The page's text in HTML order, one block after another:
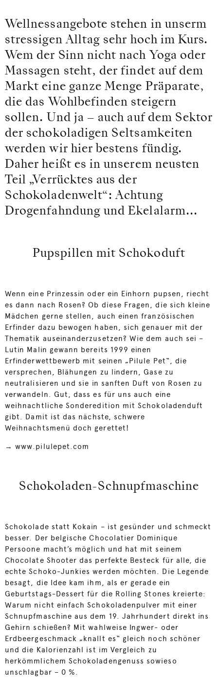
Wellnessangebote stehen in unserm
stressigen Alltag sehr hoch im Kurs.
Wem der Sinn nicht nach Yoga oder
Massagen steht, der findet auf dem
Markt eine ganze Menge Präparate,
die das Wohlbefinden steigern
sollen. Und ja – auch auf dem Sektor
der schokoladigen Seltsamkeiten
werden wir hier bestens fündig.
Daher heißt es in unserem neusten
Teil „Verrücktes aus der
Schokoladenwelt“: Achtung
Drogenfahndung und Ekelalarm...
Pupspillen mit Schokoduft
Wenn eine Prinzessin oder ein Einhorn pupsen, riecht
es dann nach Rosen? Ob diese Fragen, die sich kleine
Mädchen gerne stellen, auch einen französischen
Erfinder dazu bewogen haben, sich genauer mit der
Thematik auseinanderzusetzen? Wie dem auch sei –
Lutin Malin gewann bereits 1999 einen
Erfinderwettbewerb mit seinen „Pilule Pet“, die
versprechen, Blähungen zu lindern, Gase zu
neutralisieren und sie in sanften Duft von Rosen zu
verwandeln. Gut, dass es für uns auch eine
weihnachtliche Sonderedition mit Schokoladenduft
gibt. Damit ist das nächste, schwere
Weihnachtsmenü doch gerettet!
→www.pilulepet.com
Schokoladen-Schnupfmaschine
Schokolade statt Kokain – ist gesünder und schmeckt
besser. Der belgische Chocolatier Dominique
Persoone macht’s möglich und hat mit seinem
Chocolate Shooter das perfekte Besteck für alle, die
echte Schoko-Junkies werden möchten. Die Legende
besagt, die Idee kam ihm, als er gerade ein
Geburtstags-Dessert für die Rolling Stones kreierte:
Warum nicht einfach Schokoladenpulver mit einer
Schnupfmaschine aus dem 19. Jahrhundert direkt ins
Gehirn schießen? Mit wahlweise Ingwer- oder
Erdbeergeschmack „knallt es“ gleich noch schöner
und die Kalorienzahl ist im Vergleich zu
herkömmlichem Schokoladengenuss sowieso
unschlagbar – 0 %.